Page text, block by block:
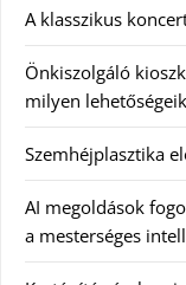
A klasszikus
Önkiszolgáló
milyen
Szemhéjplasztika
AI megoldások
a mesterséges